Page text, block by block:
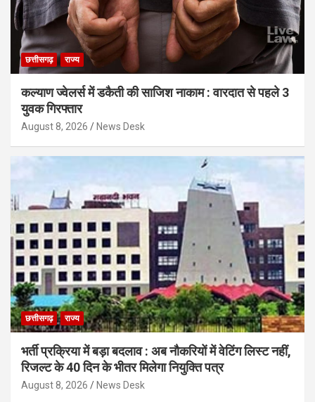
छत्तीसगढ़ राज्य
कल्याण ज्वेलर्स में डकैती की साजिश नाकाम : वारदात से पहले 3
युवक गिरफ्तार
August 8, 2026 News Desk
छत्तीसगढ़ राज्य
भर्ती प्रक्रिया में बड़ा बदलाव : अब नौकरियों में वेटिंग लिस्ट नहीं,
रिजल्ट के 40 दिन के भीतर मिलेगा नियुक्ति पत्र
August 8, 2026 News Desk